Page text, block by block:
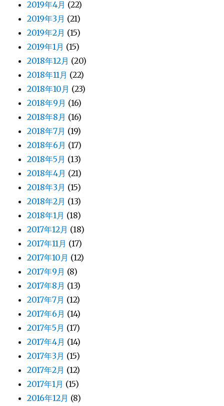
2019年4月 (22)
2019年3月 (21)
2019年2月 (15)
2019年1月 (15)
2018年12月 (20)
2018年11月 (22)
2018年10月 (23)
2018年9月 (16)
2018年8月 (16)
2018年7月 (19)
2018年6月 (17)
2018年5月 (13)
2018年4月 (21)
2018年3月 (15)
2018年2月 (13)
2018年1月 (18)
2017年12月 (18)
2017年11月 (17)
2017年10月 (12)
2017年9月 (8)
2017年8月 (13)
2017年7月 (12)
2017年6月 (14)
2017年5月 (17)
2017年4月 (14)
2017年3月 (15)
2017年2月 (12)
2017年1月 (15)
2016年12月 (8)